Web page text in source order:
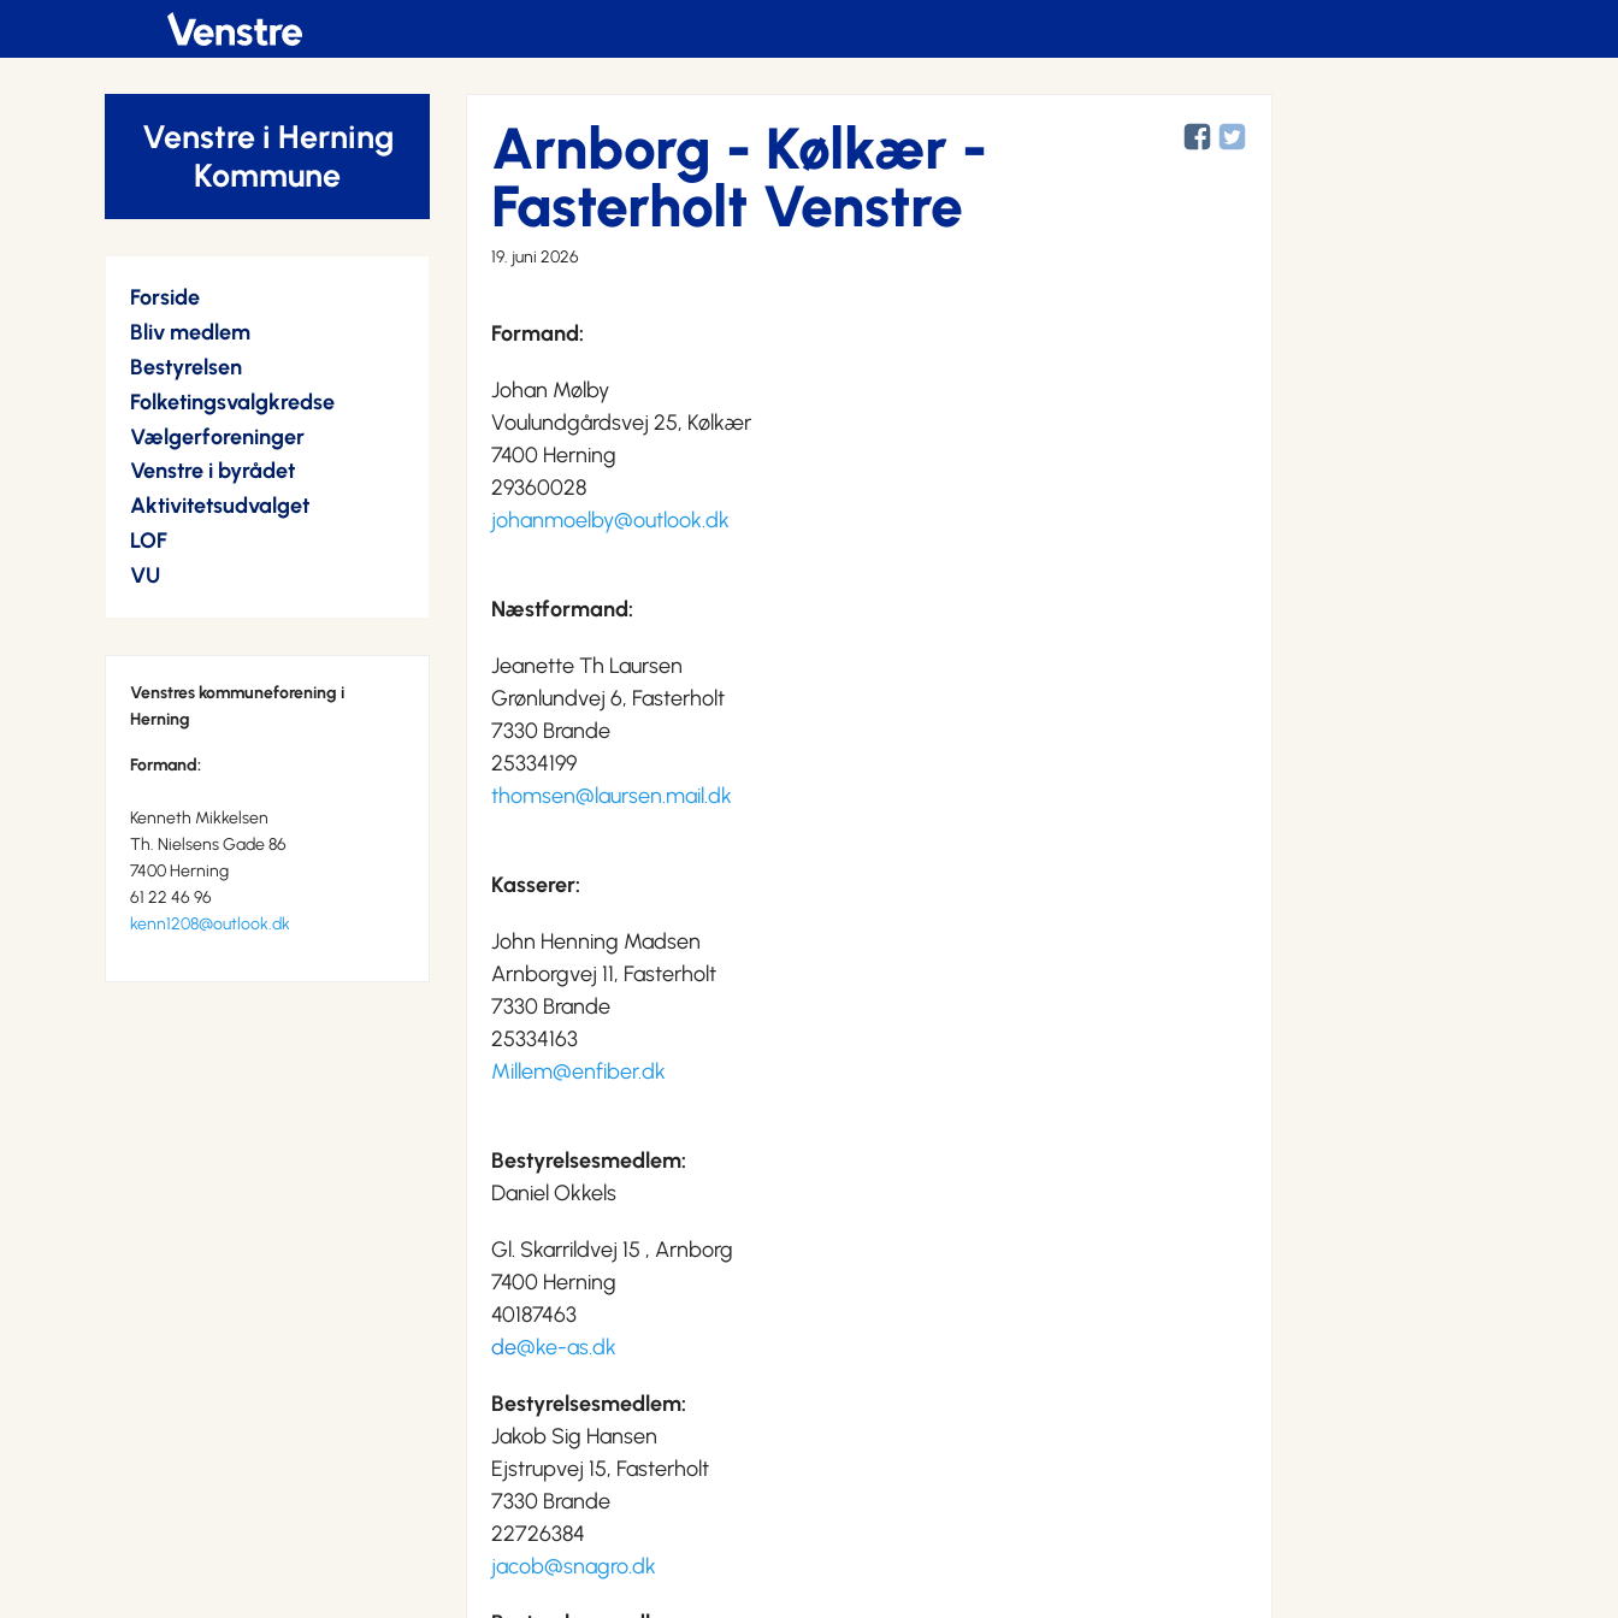
Venstre i Herning
Kommune
Forside
Bliv medlem
Bestyrelsen
Folketingsvalgkredse
Vælgerforeninger
Venstre i byrådet
Aktivitetsudvalget
LOF
VU
Venstres kommuneforening i
Herning
Formand:
Kenneth Mikkelsen
Th. Nielsens Gade 86
7400 Herning
61 22 46 96
kenn1208@outlook.dk
Arnborg - Kølkær -
Fasterholt Venstre
19. juni 2026
Formand:
Johan Mølby
Voulundgårdsvej 25, Kølkær
7400 Herning
29360028
johanmoelby@outlook.dk
Næstformand:
Jeanette Th Laursen
Grønlundvej 6, Fasterholt
7330 Brande
25334199
thomsen@laursen.mail.dk
Kasserer:
John Henning Madsen
Arnborgvej 11, Fasterholt
7330 Brande
25334163
Millem@enfiber.dk
Bestyrelsesmedlem:
Daniel Okkels
Gl. Skarrildvej 15 , Arnborg
7400 Herning
40187463
de@ke-as.dk
Bestyrelsesmedlem:
Jakob Sig Hansen
Ejstrupvej 15, Fasterholt
7330 Brande
22726384
jacob@snagro.dk